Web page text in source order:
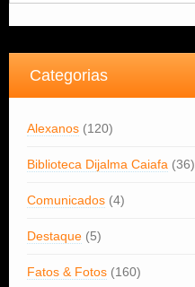
Categorias
Alexanos (120)
Biblioteca Dijalma Caiafa (36)
Comunicados (4)
Destaque (5)
Fatos & Fotos (160)